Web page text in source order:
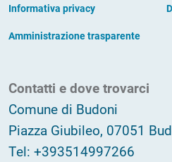
Informativa privacy
Amministrazione trasparente
Contatti e dove trovarci
Comune di Budoni
Piazza Giubileo, 07051
Tel: +393514997266